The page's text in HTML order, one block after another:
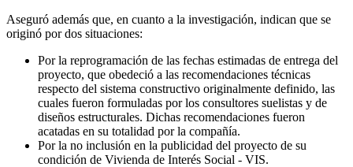
Aseguró además que, en cuanto a la investigación, indican que se
originó por dos situaciones:
Por la reprogramación de las fechas estimadas de entrega del
proyecto, que obedeció a las recomendaciones técnicas
respecto del sistema constructivo originalmente definido, las
cuales fueron formuladas por los consultores suelistas y de
diseños estructurales. Dichas recomendaciones fueron
acatadas en su totalidad por la compañía.
Por la no inclusión en la publicidad del proyecto de su
condición de Vivienda de Interés Social - VIS.